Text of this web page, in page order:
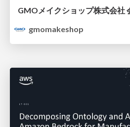
GMOメイクショップ株式会社
gmomakeshop